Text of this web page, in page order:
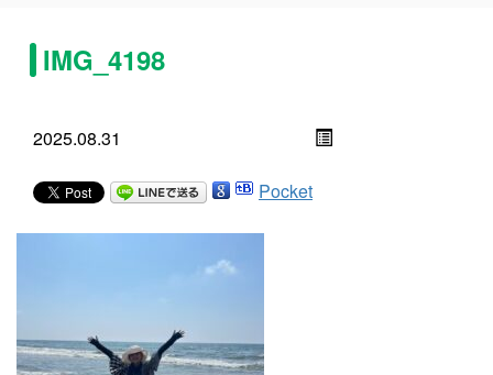
IMG_4198
2025.08.31
Pocket